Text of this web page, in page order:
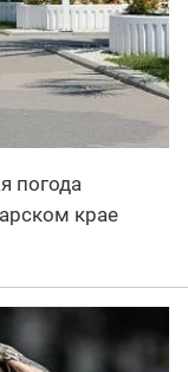
погода
крае